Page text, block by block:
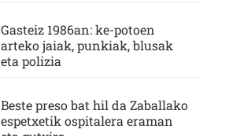
Gasteiz 1986an: ke-potoen
arteko jaiak, punkiak, blusak
eta polizia
Beste preso bat hil da Zaballako
espetxetik ospitalera eraman